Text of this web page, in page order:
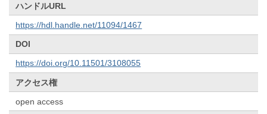
ハンドルURL
https://hdl.handle.net/11094/1467
DOI
https://doi.org/10.11501/3108055
アクセス権
open access